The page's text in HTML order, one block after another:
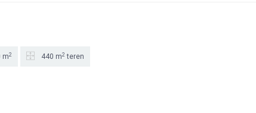
m2 440 m2 teren